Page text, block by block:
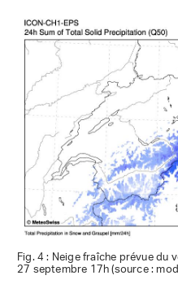
Fig. 4 : Neige fraîche prévue
27 septembre 17h (source :